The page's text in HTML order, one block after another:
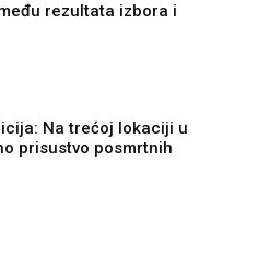
rezultata izbora i
Na trećoj lokaciji u
prisustvo posmrtnih